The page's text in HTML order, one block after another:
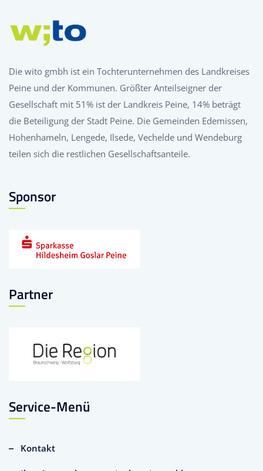
Die wito gmbh ist ein Tochterunternehmen des Landkreises
Peine und der Kommunen. Größter Anteilseigner der
Gesellschaft mit 51% ist der Landkreis Peine, 14% beträgt
die Beteiligung der Stadt Peine. Die Gemeinden Edemissen,
Hohenhameln, Lengede, Ilsede, Vechelde und Wendeburg
teilen sich die restlichen Gesellschaftsanteile.
Sponsor
Partner
Service-Menü
Kontakt